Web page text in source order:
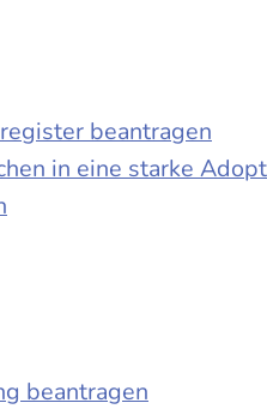
beantragen
in eine starke
beantragen